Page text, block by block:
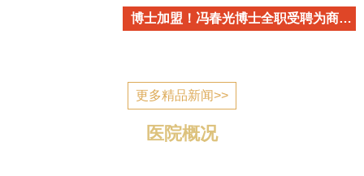
博士加盟！冯春光博士全职受聘为商丘市立医院心血管内科学术带头人
更多精品新闻>>
医院概况